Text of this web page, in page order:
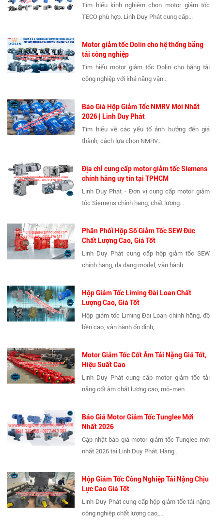
Tìm hiểu kinh nghiệm chọn motor giảm tốc
TECO phù hợp. Linh Duy Phát cung cấp...
Motor giảm tốc Dolin cho hệ thống băng
tải công nghiệp
Tìm hiểu motor giảm tốc Dolin cho băng tải
công nghiệp với khả năng vận...
Báo Giá Hộp Giảm Tốc NMRV Mới Nhất
2026 | Linh Duy Phát
Tìm hiểu về các yếu tố ảnh hưởng đến giá
thành, cách lựa chọn NMRV...
Địa chỉ cung cấp motor giảm tốc Siemens
chính hãng uy tín tại TPHCM
Linh Duy Phát - Đơn vị cung cấp motor giảm
tốc Siemens chính hãng, chất lượng...
Phân Phối Hộp Số Giảm Tốc SEW Đức
Chất Lượng Cao, Giá Tốt
Linh Duy Phát cung cấp hộp giảm tốc SEW
chính hãng, đa dạng model, vận hành...
Hộp Giảm Tốc Liming Đài Loan Chất
Lượng Cao, Giá Tốt
Hộp giảm tốc Liming Đài Loan chính hãng, độ
bền cao, vận hành ổn định,...
Motor Giảm Tốc Cốt Âm Tải Nặng Giá Tốt,
Hiệu Suất Cao
Linh Duy Phát cung cấp motor giảm tốc tải
nặng cốt âm chất lượng cao, mô-men...
Báo Giá Motor Giảm Tốc Tunglee Mới
Nhất 2026
Cập nhật báo giá motor giảm tốc Tunglee mới
nhất 2026 tại Linh Duy Phát. Hàng...
Hộp Giảm Tốc Công Nghiệp Tải Nặng Chịu
Lực Cao Giá Tốt
Linh Duy Phát cung cấp hộp giảm tốc tải nặng
công nghiệp chất lượng cao,...